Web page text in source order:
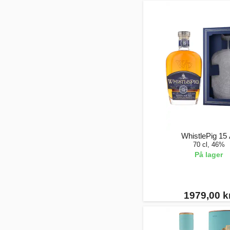
WhistlePig 15
70 cl, 46%
På lager
1979,00